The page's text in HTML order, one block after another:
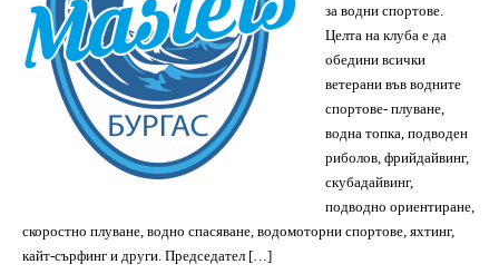
за водни спортове.
Целта на клуба е да
обедини всички
ветерани във водните
спортове- плуване,
водна топка, подводен
риболов, фрийдайвинг,
скубадайвинг,
подводно ориентиране,
скоростно плуване, водно спасяване, водомоторни спортове, яхтинг,
кайт-сърфинг и други. Председател […]